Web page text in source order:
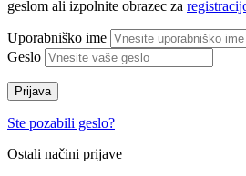
geslom ali izpolnite obrazec za
Uporabniško ime
Geslo
Prijava
Ste pozabili geslo?
Ostali načini prijave